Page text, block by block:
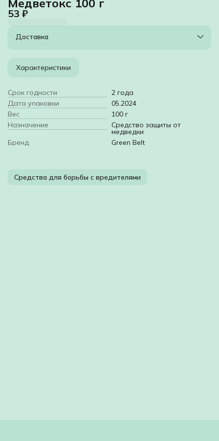
53 ₽
Доставка
Характеристики
Срок годности
2 года
Дата упаковки
05.2024
Вес
100 г
Назначение
Средство защиты от
медведки
Бренд
Green Belt
Средства для борьбы с вредителями